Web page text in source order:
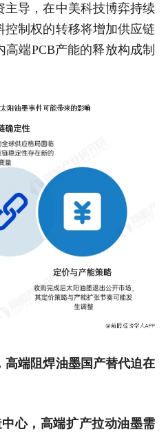
主导，在中美科技博弈持续
制权的转移将增加供应链
端PCB产能的释放构成制
高端阻焊油墨国产替代迫在
心，高端扩产拉动油墨需